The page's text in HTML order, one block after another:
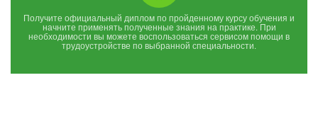
Получите официальный диплом по пройденному курсу обучения и
начните применять полученные знания на практике. При
необходимости вы можете воспользоваться сервисом помощи в
трудоустройстве по выбранной специальности.